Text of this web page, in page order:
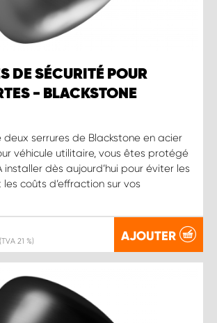
DE SÉCURITÉ POUR
- BLACKSTONE
serrures de Blackstone en acier
véhicule utilitaire, vous êtes protégé
installer dès aujourd’hui pour éviter les
coûts d’effraction sur vos
21 %) AJOUTER